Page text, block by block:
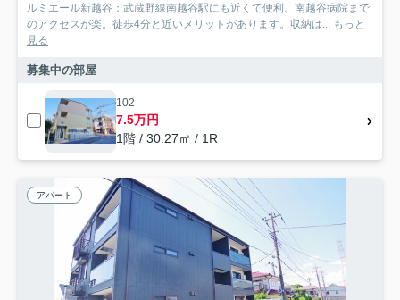
ルミエール新越谷：武蔵野線南越谷駅にも近くて便利。南越谷病院まで
のアクセスが楽。徒歩4分と近いメリットがあります。収納は...
もっと
見る
募集中の部屋
102
7.5万円
1階 / 30.27㎡ / 1R
アパート